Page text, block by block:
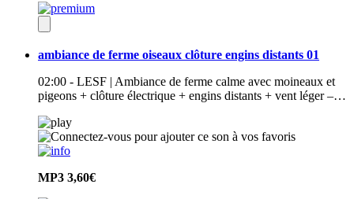
ambiance de ferme oiseaux clôture engins distants 01
02:00 - LESF | Ambiance de ferme calme avec moineaux et
pigeons + clôture électrique + engins distants + vent léger –…
MP3 3,60€